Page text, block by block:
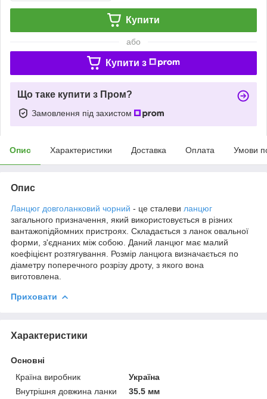
Купити
або
Купити з
Що таке купити з Пром?
Замовлення під захистом
Опис Характеристики Доставка Оплата Умови
Опис
Ланцюг довголанковий чорний - це сталеви ланцюг
загального призначення, який використовується в різних
вантажопідйомних пристроях. Складається з ланок овальної
форми, з'єднаних між собою. Даний ланцюг має малий
коефіцієнт розтягування. Розмір ланцюга визначається по
діаметру поперечного розрізу дроту, з якого вона
виготовлена.
Приховати
Характеристики
Основні
Країна виробник
Україна
Внутрішня довжина ланки
35.5 мм